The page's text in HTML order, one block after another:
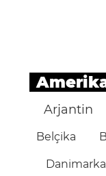
Arjantin
Belçika
Danimarka